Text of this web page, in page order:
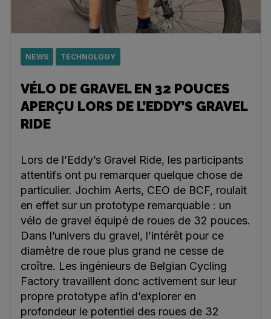
NEWS TECHNOLOGY
VÉLO DE GRAVEL EN 32 POUCES
APERÇU LORS DE L’EDDY’S GRAVEL
RIDE
Lors de l’Eddy’s Gravel Ride, les participants
attentifs ont pu remarquer quelque chose de
particulier. Jochim Aerts, CEO de BCF, roulait
en effet sur un prototype remarquable : un
vélo de gravel équipé de roues de 32 pouces.
Dans l’univers du gravel, l’intérêt pour ce
diamètre de roue plus grand ne cesse de
croître. Les ingénieurs de Belgian Cycling
Factory travaillent donc activement sur leur
propre prototype afin d’explorer en
profondeur le potentiel des roues de 32